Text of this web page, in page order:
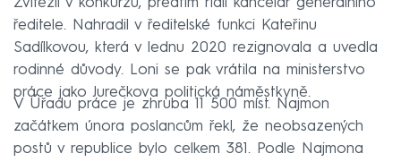
ředitele. Nahradil v ředitelské funkci Kateřinu
Sadílkovou, která v lednu 2020 rezignovala a uvedla
rodinné důvody. Loni se pak vrátila na ministerstvo
práce jako Jurečkova politická náměstkyně.
V Úřadu práce je zhruba 11 500 míst. Najmon
začátkem února poslancům řekl, že neobsazených
postů v republice bylo celkem 381. Podle Najmona